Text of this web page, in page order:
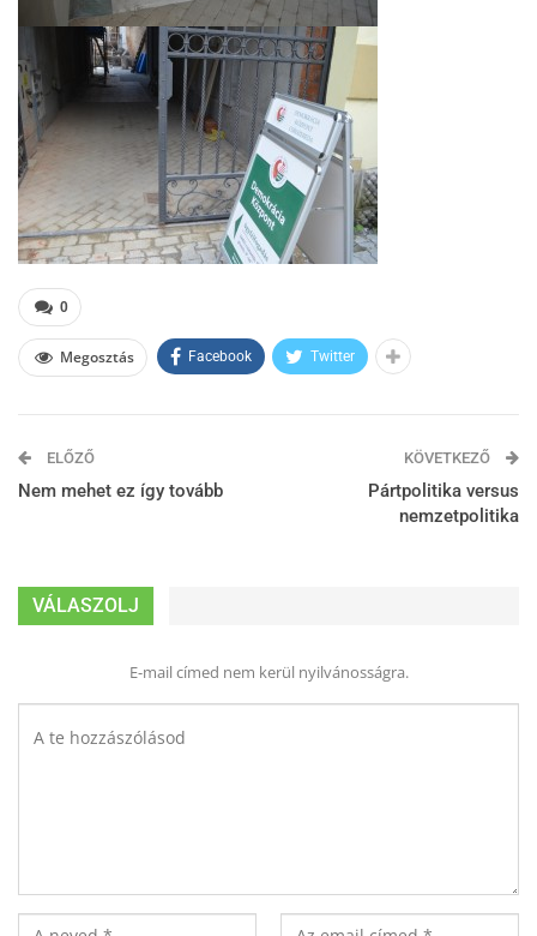
0
Megosztás Facebook Twitter
ELŐZŐ
Nem mehet ez így tovább
KÖVETKEZŐ
Pártpolitika versus
nemzetpolitika
VÁLASZOLJ
E-mail címed nem kerül nyilvánosságra.